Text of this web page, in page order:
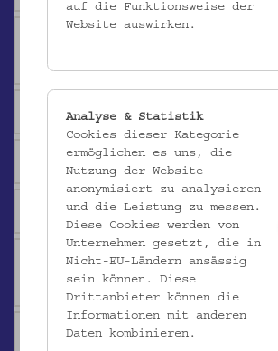
Volkskundemuseum Wien?
Welches Objekt wurde als erstes
Und welches ist das älteste Objekt der
Wie viele Bücher befinden sich in der
Gibt es im Museum auch besondere
Kinder?
Finden im Museum tatsächlich
auf die Funktionsweise der
Website auswirken.
Analyse & Statistik
Cookies dieser Kategorie
ermöglichen es uns, die
Nutzung der Website
anonymisiert zu analysieren
und die Leistung zu messen.
Diese Cookies werden von
Unternehmen gesetzt, die in
Nicht-EU-Ländern ansässig
sein können. Diese
Drittanbieter können die
Informationen mit anderen
Daten kombinieren.